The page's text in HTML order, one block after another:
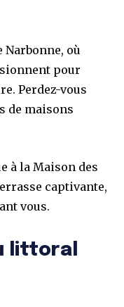
Narbonne, où
pour
Perdez-vous
de maisons
à la Maison des
captivante,
vous.
littoral